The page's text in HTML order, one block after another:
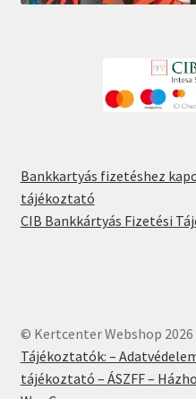
Bankkartyás fizetéshez
tájékoztató
CIB Bankkártyás Fizetési
© Kertcenter Webshop 2026
Tájékoztatók: –
tájékoztató – ÁSZFF –